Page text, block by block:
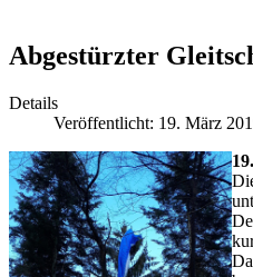
Abgestürzter
Details
Veröffentlicht: 19. März